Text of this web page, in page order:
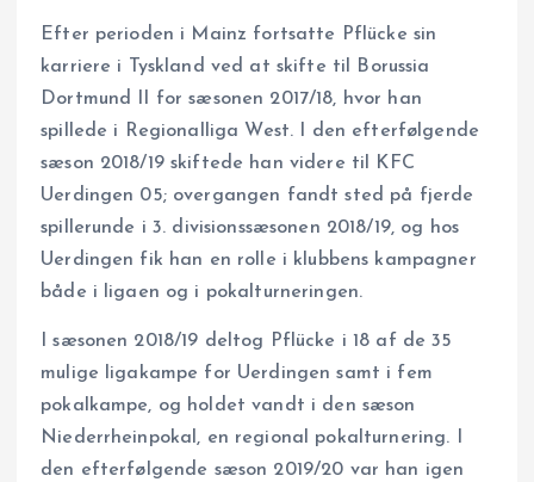
Efter perioden i Mainz fortsatte Pflücke sin
karriere i Tyskland ved at skifte til Borussia
Dortmund II for sæsonen 2017/18, hvor han
spillede i Regionalliga West. I den efterfølgende
sæson 2018/19 skiftede han videre til KFC
Uerdingen 05; overgangen fandt sted på fjerde
spillerunde i 3. divisionssæsonen 2018/19, og hos
Uerdingen fik han en rolle i klubbens kampagner
både i ligaen og i pokalturneringen.
I sæsonen 2018/19 deltog Pflücke i 18 af de 35
mulige ligakampe for Uerdingen samt i fem
pokalkampe, og holdet vandt i den sæson
Niederrheinpokal, en regional pokalturnering. I
den efterfølgende sæson 2019/20 var han igen